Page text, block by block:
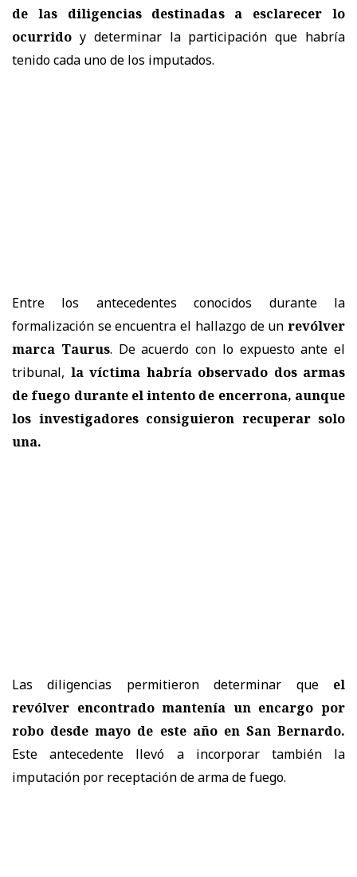
de las diligencias destinadas a esclarecer lo
ocurrido y determinar la participación que habría
tenido cada uno de los imputados.
Entre los antecedentes conocidos durante la
formalización se encuentra el hallazgo de un revólver
marca Taurus. De acuerdo con lo expuesto ante el
tribunal, la víctima habría observado dos armas
de fuego durante el intento de encerrona, aunque
los investigadores consiguieron recuperar solo
una.
Las diligencias permitieron determinar que el
revólver encontrado mantenía un encargo por
robo desde mayo de este año en San Bernardo.
Este antecedente llevó a incorporar también la
imputación por receptación de arma de fuego.